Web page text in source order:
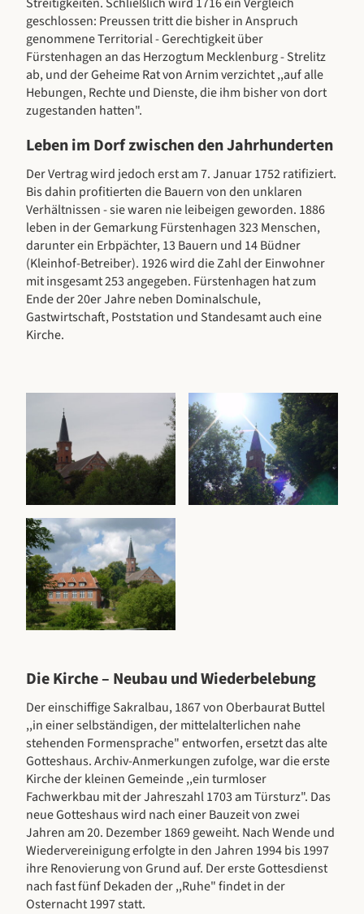
geschlossen: Preussen tritt die bisher in Anspruch
genommene Territorial - Gerechtigkeit über
Fürstenhagen an das Herzogtum Mecklenburg - Strelitz
ab, und der Geheime Rat von Arnim verzichtet ,,auf alle
Hebungen, Rechte und Dienste, die ihm bisher von dort
zugestanden hatten".
Leben im Dorf zwischen den Jahrhunderten
Der Vertrag wird jedoch erst am 7. Januar 1752 ratifiziert.
Bis dahin profitierten die Bauern von den unklaren
Verhältnissen - sie waren nie leibeigen geworden. 1886
leben in der Gemarkung Fürstenhagen 323 Menschen,
darunter ein Erbpächter, 13 Bauern und 14 Büdner
(Kleinhof-Betreiber). 1926 wird die Zahl der Einwohner
mit insgesamt 253 angegeben. Fürstenhagen hat zum
Ende der 20er Jahre neben Dominalschule,
Gastwirtschaft, Poststation und Standesamt auch eine
Kirche.
Die Kirche – Neubau und Wiederbelebung
Der einschiffige Sakralbau, 1867 von Oberbaurat Buttel
,,in einer selbständigen, der mittelalterlichen nahe
stehenden Formensprache" entworfen, ersetzt das alte
Gotteshaus. Archiv-Anmerkungen zufolge, war die erste
Kirche der kleinen Gemeinde ,,ein turmloser
Fachwerkbau mit der Jahreszahl 1703 am Türsturz". Das
neue Gotteshaus wird nach einer Bauzeit von zwei
Jahren am 20. Dezember 1869 geweiht. Nach Wende und
Wiedervereinigung erfolgte in den Jahren 1994 bis 1997
ihre Renovierung von Grund auf. Der erste Gottesdienst
nach fast fünf Dekaden der ,,Ruhe" findet in der
Osternacht 1997 statt.